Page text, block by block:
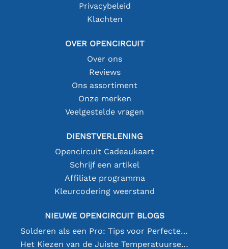
Privacybeleid
Klachten
OVER OPENCIRCUIT
Over ons
Reviews
Ons assortiment
Onze merken
Veelgestelde vragen
DIENSTVERLENING
Opencircuit Cadeaukaart
Schrijf een artikel
Affiliate programma
Kleurcodering weerstand
NIEUWE OPENCIRCUIT BLOGS
Solderen als een Pro: Tips voor Perfecte Elektronische Verbindingen
Het Kiezen van de Juiste Temperatuursensor [youtube]